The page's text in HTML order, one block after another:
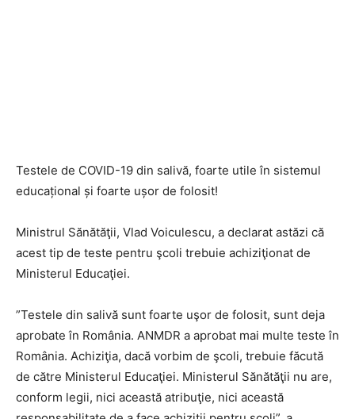
Testele de COVID-19 din salivă, foarte utile în sistemul
educațional și foarte ușor de folosit!
Ministrul Sănătăţii, Vlad Voiculescu, a declarat astăzi că
acest tip de teste pentru şcoli trebuie achiziţionat de
Ministerul Educaţiei.
”Testele din salivă sunt foarte uşor de folosit, sunt deja
aprobate în România. ANMDR a aprobat mai multe teste în
România. Achiziţia, dacă vorbim de şcoli, trebuie făcută
de către Ministerul Educaţiei. Ministerul Sănătăţii nu are,
conform legii, nici această atribuţie, nici această